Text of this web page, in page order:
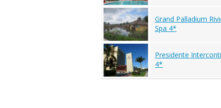
Grand Palladium
Spa 4*
Presidente
4*